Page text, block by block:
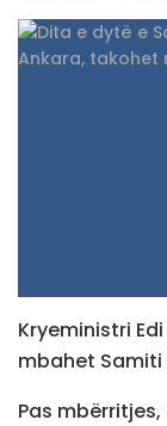
Kryeministri
mbahet Samiti
Pas